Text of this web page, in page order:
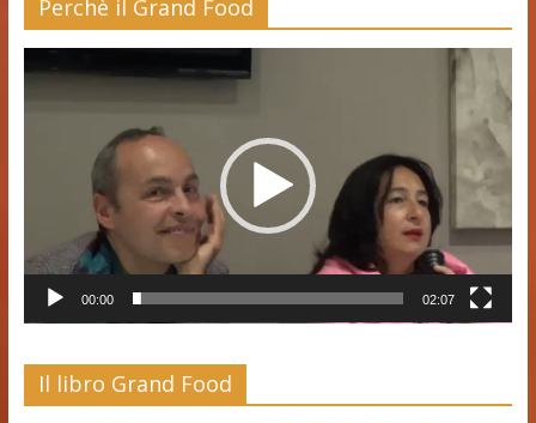
Perchè il Grand Food
Player
00:00 02:07
Il libro Grand Food